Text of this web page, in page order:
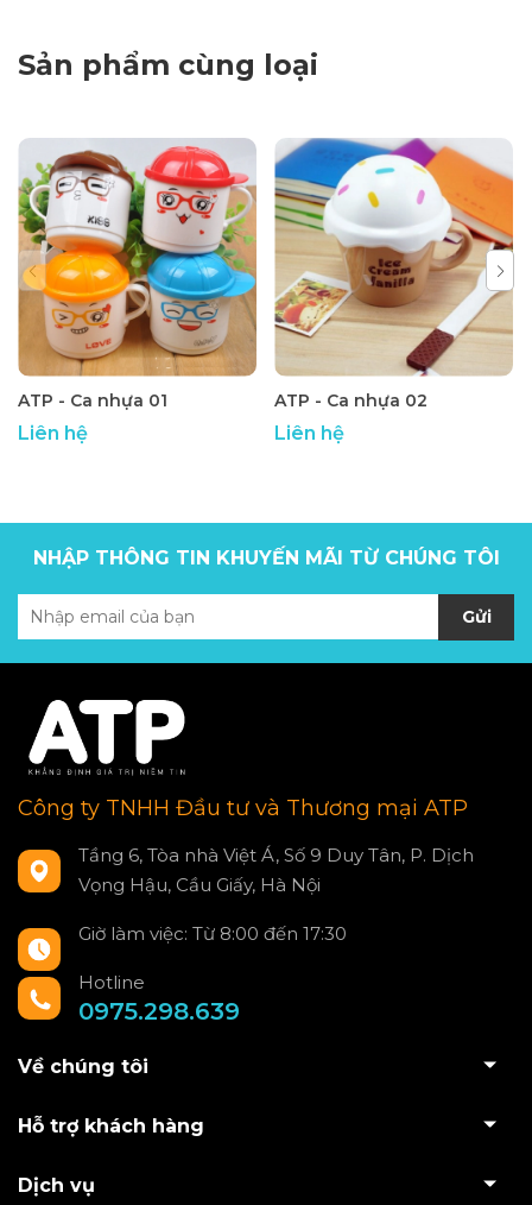
Sản phẩm cùng loại
ATP - Ca nhựa 01
Liên hệ
ATP - Ca nhựa 02
Liên hệ
NHẬP THÔNG TIN KHUYẾN MÃI TỪ CHÚNG TÔI
Gửi
Công ty TNHH Đầu tư và Thương mại ATP
Tầng 6, Tòa nhà Việt Á, Số 9 Duy Tân, P. Dịch
Vọng Hậu, Cầu Giấy, Hà Nội
Giờ làm việc: Từ 8:00 đến 17:30
Hotline
0975.298.639
Về chúng tôi
Hỗ trợ khách hàng
Dịch vụ